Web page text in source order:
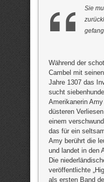
Sie
Während der
Cambel mit
Jahre 1307 das
sucht
Amerikanerin
düsteren
einem
das für ein
Amy berührt die
und landet in den
Die
veröffentlichte
als ersten Band